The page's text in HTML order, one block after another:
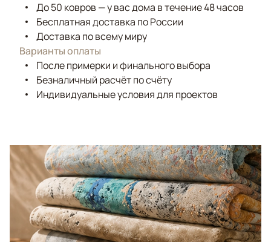
До 50 ковров — у вас дома в течение 48 часов
Бесплатная доставка по России
Доставка по всему миру
Варианты оплаты
После примерки и финального выбора
Безналичный расчёт по счёту
Индивидуальные условия для проектов